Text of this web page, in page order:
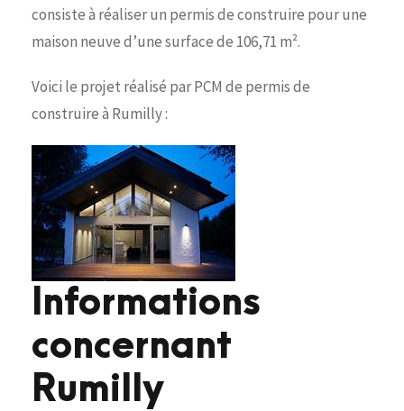
consiste à réaliser un permis de construire pour une
maison neuve d’une surface de 106,71 m².
Voici le projet réalisé par PCM de permis de
construire à Rumilly :
Informations
concernant
Rumilly